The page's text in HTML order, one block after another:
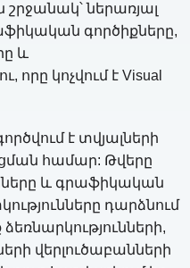
շրջանակ՝ ներառյալ
գործիքները,
և
որը կոչվում է Visual
է տվյալների
համար: Թվերը
և գրաֆիկական
դարձնում
վերլուծաբանների